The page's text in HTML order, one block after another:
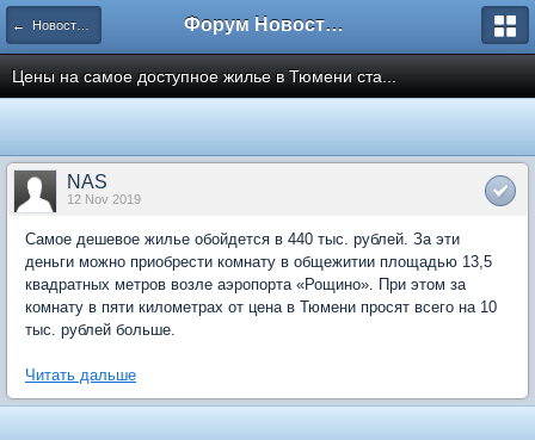
← Новости рынка недвижимости Форум Новостройки
Цены на самое доступное жилье в Тюмени ста...
NAS
12 Nov 2019
Самое дешевое жилье обойдется в 440 тыс. рублей. За эти
деньги можно приобрести комнату в общежитии площадью 13,5
квадратных метров возле аэропорта «Рощино». При этом за
комнату в пяти километрах от цена в Тюмени просят всего на 10
тыс. рублей больше.
Читать дальше